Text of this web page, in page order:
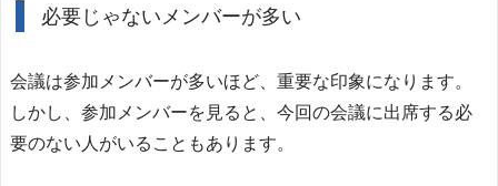
必要じゃないメンバーが多い
会議は参加メンバーが多いほど、重要な印象になります。
しかし、参加メンバーを見ると、今回の会議に出席する必
要のない人がいることもあります。